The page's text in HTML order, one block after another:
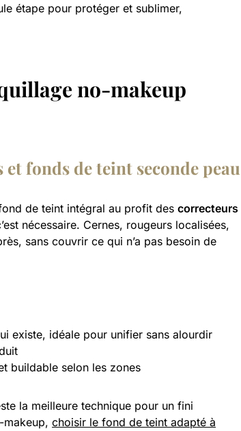
étape pour protéger et sublimer,
no-makeup
fonds de teint seconde peau
de teint intégral au profit des correcteurs
nécessaire. Cernes, rougeurs localisées,
sans couvrir ce qui n’a pas besoin de
existe, idéale pour unifier sans alourdir
buildable selon les zones
la meilleure technique pour un fini
choisir le fond de teint adapté à